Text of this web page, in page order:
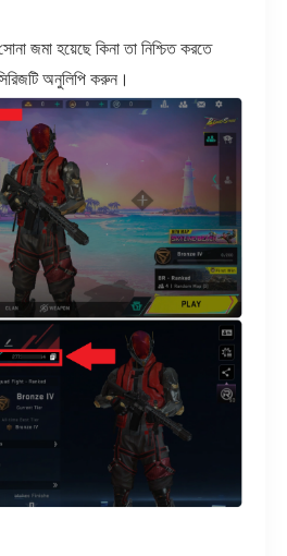
জমা হয়েছে কিনা তা নিশ্চিত করতে
অনুলিপি করুন।